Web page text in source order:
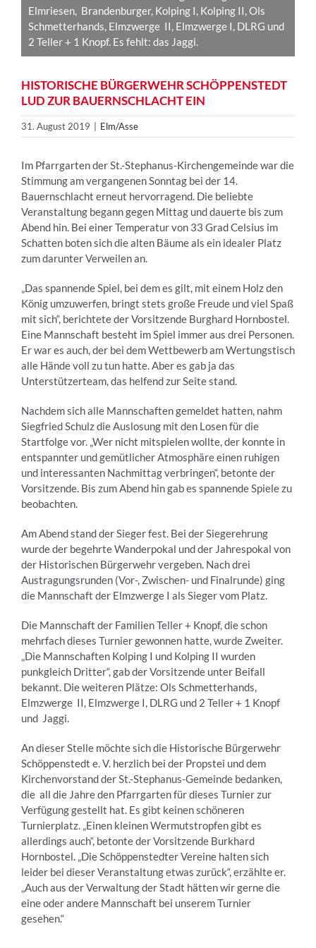
Elmriesen, Brandenburger, Kolping I, Kolping II, Ols
Schmetterhands, Elmzwerge II, Elmzwerge I, DLRG und
2 Teller + 1 Knopf. Es fehlt: das Jaggi.
HISTORISCHE BÜRGERWEHR SCHÖPPENSTEDT
LUD ZUR BAUERNSCHLACHT EIN
31. August 2019 | Elm/Asse
Im Pfarrgarten der St.-Stephanus-Kirchengemeinde war die
Stimmung am vergangenen Sonntag bei der 14.
Bauernschlacht erneut hervorragend. Die beliebte
Veranstaltung begann gegen Mittag und dauerte bis zum
Abend hin. Bei einer Temperatur von 33 Grad Celsius im
Schatten boten sich die alten Bäume als ein idealer Platz
zum darunter Verweilen an.
„Das spannende Spiel, bei dem es gilt, mit einem Holz den
König umzuwerfen, bringt stets große Freude und viel Spaß
mit sich“, berichtete der Vorsitzende Burghard Hornbostel.
Eine Mannschaft besteht im Spiel immer aus drei Personen.
Er war es auch, der bei dem Wettbewerb am Wertungstisch
alle Hände voll zu tun hatte. Aber es gab ja das
Unterstützerteam, das helfend zur Seite stand.
Nachdem sich alle Mannschaften gemeldet hatten, nahm
Siegfried Schulz die Auslosung mit den Losen für die
Startfolge vor. „Wer nicht mitspielen wollte, der konnte in
entspannter und gemütlicher Atmosphäre einen ruhigen
und interessanten Nachmittag verbringen“, betonte der
Vorsitzende. Bis zum Abend hin gab es spannende Spiele zu
beobachten.
Am Abend stand der Sieger fest. Bei der Siegerehrung
wurde der begehrte Wanderpokal und der Jahrespokal von
der Historischen Bürgerwehr vergeben. Nach drei
Austragungsrunden (Vor-, Zwischen- und Finalrunde) ging
die Mannschaft der Elmzwerge I als Sieger vom Platz.
Die Mannschaft der Familien Teller + Knopf, die schon
mehrfach dieses Turnier gewonnen hatte, wurde Zweiter.
„Die Mannschaften Kolping I und Kolping II wurden
punkgleich Dritter“, gab der Vorsitzende unter Beifall
bekannt. Die weiteren Plätze: Ols Schmetterhands,
Elmzwerge II, Elmzwerge I, DLRG und 2 Teller + 1 Knopf
und Jaggi.
An dieser Stelle möchte sich die Historische Bürgerwehr
Schöppenstedt e. V. herzlich bei der Propstei und dem
Kirchenvorstand der St.-Stephanus-Gemeinde bedanken,
die all die Jahre den Pfarrgarten für dieses Turnier zur
Verfügung gestellt hat. Es gibt keinen schöneren
Turnierplatz. „Einen kleinen Wermutstropfen gibt es
allerdings auch“, betonte der Vorsitzende Burkhard
Hornbostel. „Die Schöppenstedter Vereine halten sich
leider bei dieser Veranstaltung etwas zurück“, erzählte er.
„Auch aus der Verwaltung der Stadt hätten wir gerne die
eine oder andere Mannschaft bei unserem Turnier
gesehen.“